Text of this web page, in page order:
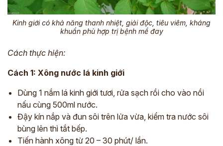
Kinh giới có khả năng thanh nhiệt, giải độc, tiêu viêm, kháng
khuẩn phù hợp trị bệnh mề đay
Cách thực hiện:
Cách 1: Xông nước lá kinh giới
Dùng 1 nắm lá kinh giới tươi, rửa sạch rồi cho vào nồi
nấu cùng 500ml nước.
Đậy kín nắp và đun sôi trên lửa vừa, kiểm tra nước sôi
bùng lên thì tắt bếp.
Tiến hành xông từ 20 – 30 phút/ lần.